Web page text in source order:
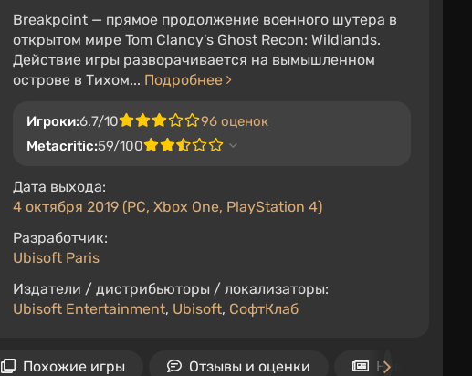
Breakpoint — прямое продолжение военного шутера в
открытом мире Tom Clancy's Ghost Recon: Wildlands.
Действие игры разворачивается на вымышленном
острове в Тихом... Подробнее
Игроки:6.7/10
96 оценок
Metacritic:59/100
Дата выхода:
4 октября 2019 (PC, Xbox One, PlayStation 4)
Разработчик:
Ubisoft Paris
Издатели / дистрибьюторы / локализаторы:
Ubisoft Entertainment, Ubisoft, СофтКлаб
Похожие игры Отзывы и оценки Новости